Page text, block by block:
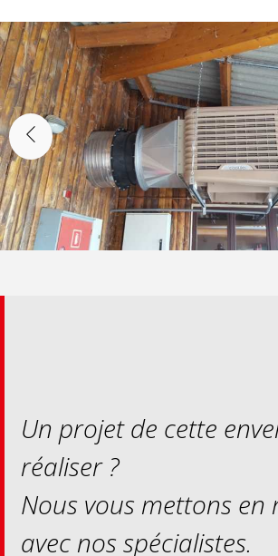
Un projet de cette
réaliser ?
Nous vous mettons en
avec nos spécialistes.